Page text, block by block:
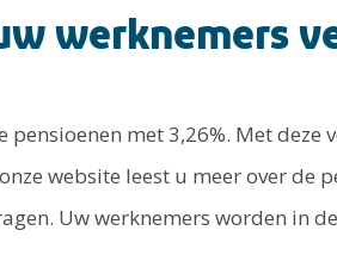
werknemers
pensioenen met 3,26%. Met deze
website leest u meer over de
Uw werknemers worden in